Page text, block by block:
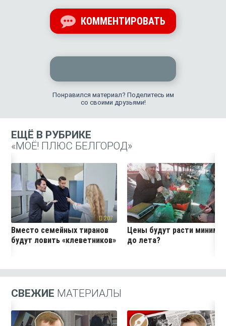
КОММЕНТИРОВАТЬ
Понравился материал? Поделитесь им
со своими друзьями!
ЕЩЁ В РУБРИКЕ
«МОЁ! ПЛЮС БЕЛГОРОД»
207
Вместо семейных тиранов
будут ловить «клеветников»
Цены будут расти
до лета?
СВЕЖИЕ МАТЕРИАЛЫ